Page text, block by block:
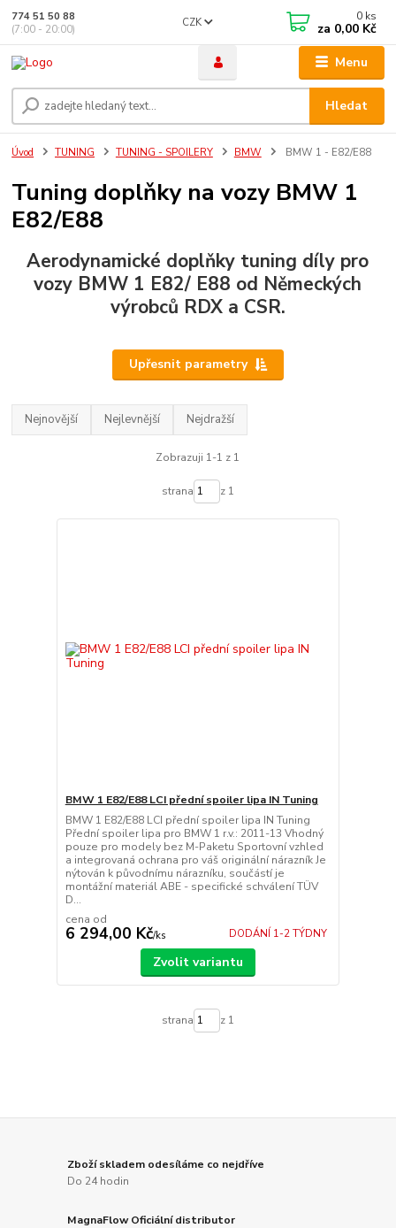
Menu
CZK
Hledat
774 51 50 88
(7:00 - 20:00)
0 ks
za 0,00 Kč
Úvod TUNING TUNING - SPOILERY BMW BMW 1 - E82/E88
Tuning doplňky na vozy BMW 1
E82/E88
Aerodynamické doplňky tuning díly pro
vozy BMW 1 E82/ E88 od Německých
výrobců RDX a CSR.
Upřesnit parametry
Nejnovější Nejlevnější Nejdražší
Zobrazuji 1-1 z 1
strana z 1
BMW 1 E82/E88 LCI přední spoiler lipa IN Tuning
BMW 1 E82/E88 LCI přední spoiler lipa IN Tuning
Přední spoiler lipa pro BMW 1 r.v.: 2011-13 Vhodný
pouze pro modely bez M-Paketu Sportovní vzhled
a integrovaná ochrana pro váš originální nárazník Je
nýtován k původnímu nárazníku, součástí je
montážní materiál ABE - specifické schválení TÜV
D...
cena od
6 294,00 Kč/ks DODÁNÍ 1-2 TÝDNY
Zvolit variantu
strana z 1
Zboží skladem odesíláme co nejdříve
Do 24 hodin
MagnaFlow Oficiální distributor